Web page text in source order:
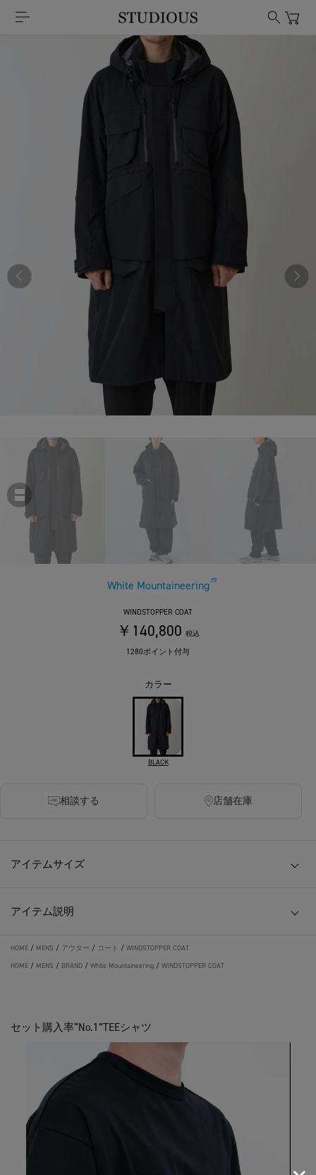
White Mountaineering
WINDSTOPPER COAT
￥140,800 税込
1280ポイント付与
カラー
BLACK
相談する 店舗在庫
アイテムサイズ
アイテム説明
HOME / MENS / アウター / コート / WINDSTOPPER COAT
HOME / MENS / BRAND / White Mountaineering / WINDSTOPPER COAT
セット購入率“No.1”TEEシャツ